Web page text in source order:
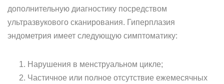
дополнительную диагностику посредством
ультразвукового сканирования. Гиперплазия
эндометрия имеет следующую симптоматику:
Нарушения в менструальном цикле;
Частичное или полное отсутствие ежемесячных